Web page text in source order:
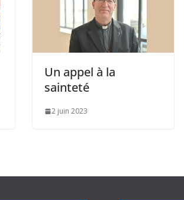
Un appel à la
sainteté
2 juin 2023